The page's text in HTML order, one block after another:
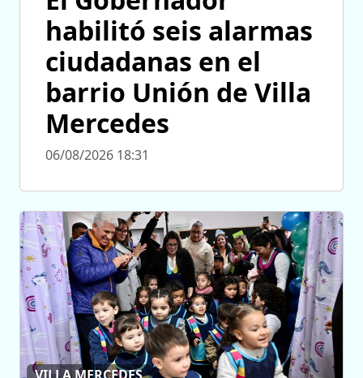
habilitó seis alarmas
ciudadanas en el
barrio Unión de Villa
Mercedes
06/08/2026 18:31